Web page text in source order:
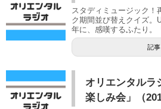
スタディミュージック！
ク期間並び替えクイズ。
年に、感嘆するふたり。
記
オリエンタルラ
楽しみ会」（